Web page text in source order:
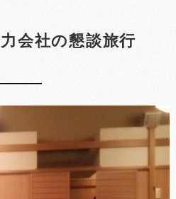
会社の懇談旅行